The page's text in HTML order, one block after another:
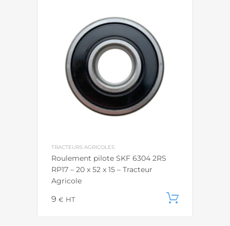
TRACTEURS AGRICOLES
Roulement pilote SKF 6304 2RS
RP17 – 20 x 52 x 15 – Tracteur
Agricole
9 € HT